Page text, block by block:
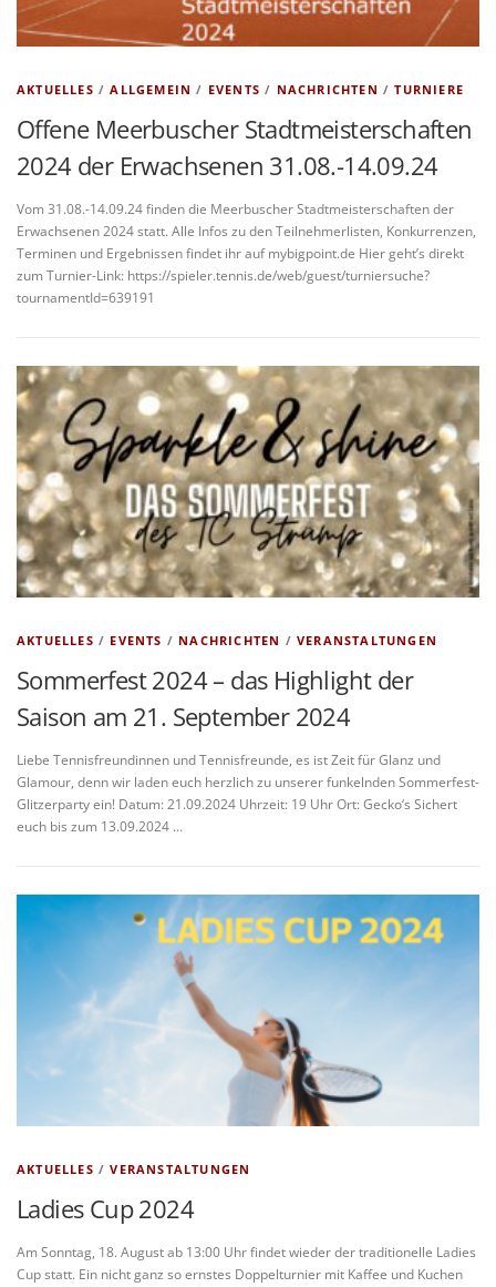
AKTUELLES /ALLGEMEIN / EVENTS / NACHRICHTEN /TURNIERE
Offene Meerbuscher Stadtmeisterschaften
2024 der Erwachsenen 31.08.-14.09.24
Vom 31.08.-14.09.24 finden die Meerbuscher Stadtmeisterschaften der
Erwachsenen 2024 statt. Alle Infos zu den Teilnehmerlisten, Konkurrenzen,
Terminen und Ergebnissen findet ihr auf mybigpoint.de Hier geht’s direkt
zum Turnier-Link: https://spieler.tennis.de/web/guest/turniersuche?
tournamentId=639191
AKTUELLES / EVENTS / NACHRICHTEN /VERANSTALTUNGEN
Sommerfest 2024 – das Highlight der
Saison am 21. September 2024
Liebe Tennisfreundinnen und Tennisfreunde, es ist Zeit für Glanz und
Glamour, denn wir laden euch herzlich zu unserer funkelnden Sommerfest-
Glitzerparty ein! Datum: 21.09.2024 Uhrzeit: 19 Uhr Ort: Gecko‘s Sichert
euch bis zum 13.09.2024 …
AKTUELLES /VERANSTALTUNGEN
Ladies Cup 2024
Am Sonntag, 18. August ab 13:00 Uhr findet wieder der traditionelle Ladies
Cup statt. Ein nicht ganz so ernstes Doppelturnier mit Kaffee und Kuchen